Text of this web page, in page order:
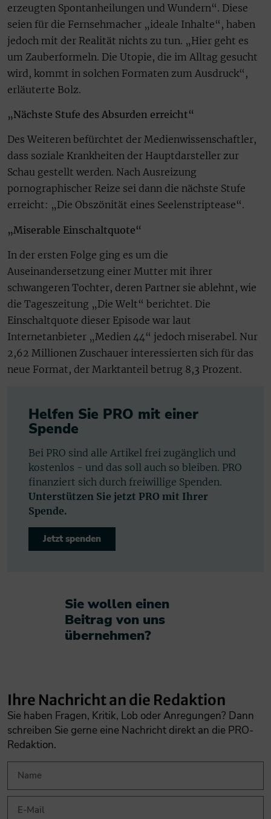
erzeugten Spontanheilungen und Wundern“. Diese
seien für die Fernsehmacher „ideale Inhalte“, haben
jedoch mit der Realität nichts zu tun. „Hier geht es
um Zauberformeln. Die Utopie, die im Alltag gesucht
wird, kommt in solchen Formaten zum Ausdruck“,
erläuterte Bolz.
„Nächste Stufe des Absurden erreicht“
Des Weiteren befürchtet der Medienwissenschaftler,
dass soziale Krankheiten der Hauptdarsteller zur
Schau gestellt werden. Nach Ausreizung
pornographischer Reize sei dann die nächste Stufe
erreicht: „Die Obszönität eines Seelenstriptease“.
„Miserable Einschaltquote“
In der ersten Folge ging es um die
Auseinandersetzung einer Mutter mit ihrer
schwangeren Tochter, deren Partner sie ablehnt, wie
die Tageszeitung „Die Welt“ berichtet. Die
Einschaltquote dieser Episode war laut
Internetanbieter „Medien 44“ jedoch miserabel. Nur
2,62 Millionen Zuschauer interessierten sich für das
neue Format, der Marktanteil betrug 8,3 Prozent.
Helfen Sie PRO mit einer
Spende
Bei PRO sind alle Artikel frei zugänglich und
kostenlos - und das soll auch so bleiben. PRO
finanziert sich durch freiwillige Spenden.
Unterstützen Sie jetzt PRO mit Ihrer
Spende.
Jetzt spenden
Sie wollen einen
Beitrag von uns
übernehmen?​
Ihre Nachricht an die Redaktion
Sie haben Fragen, Kritik, Lob oder Anregungen? Dann
schreiben Sie gerne eine Nachricht direkt an die PRO-
Redaktion.